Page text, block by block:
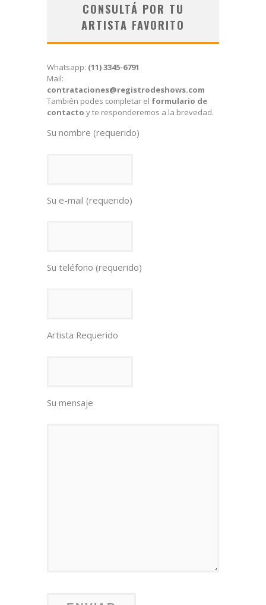
CONSULTÁ POR TU
ARTISTA FAVORITO
Whatsapp: (11) 3345-6791
Mail:
contrataciones@registrodeshows.com
También podes completar el formulario de
contacto y te responderemos a la brevedad.
Su nombre (requerido)
Su e-mail (requerido)
Su teléfono (requerido)
Artista Requerido
Su mensaje